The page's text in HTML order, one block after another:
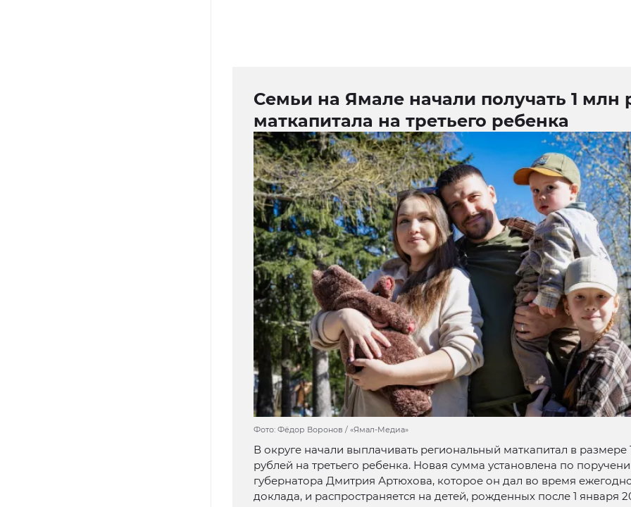
Семьи на Ямале начали получать 1 млн
маткапитала на третьего ребенка
Фото: Фёдор Воронов / «Ямал-Медиа»
В округе начали выплачивать региональный маткапитал в размере
рублей на третьего ребенка. Новая сумма установлена по
губернатора Дмитрия Артюхова, которое он дал во время
доклада, и распространяется на детей, рожденных после 1 января